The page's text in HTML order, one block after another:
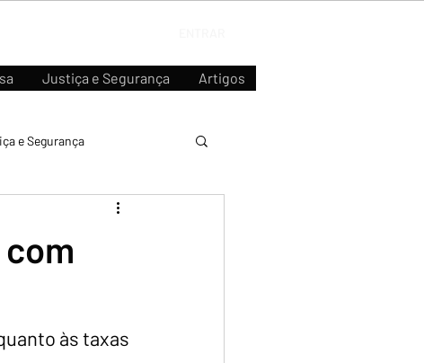
Justiça e Segurança Artigos
e Segurança
às taxas